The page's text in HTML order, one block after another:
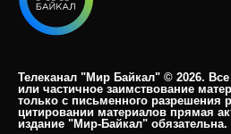
Телеканал "Мир Байкал" © 2026.
или частичное заимствование
только с письменного разрешения
цитировании материалов прямая
издание "Мир-Байкал" обязательна.​